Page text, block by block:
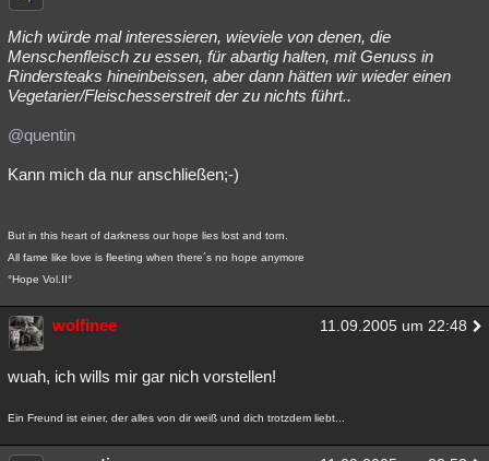
Mich würde mal interessieren, wieviele von denen, die
Menschenfleisch zu essen, für abartig halten, mit Genuss in
Rindersteaks hineinbeissen, aber dann hätten wir wieder einen
Vegetarier/Fleischesserstreit der zu nichts führt..
@quentin
Kann mich da nur anschließen;-)
But in this heart of darkness our hope lies lost and torn.
All fame like love is fleeting when there´s no hope anymore
°Hope Vol.II°
wolfinee 11.09.2005 um 22:48
wuah, ich wills mir gar nich vorstellen!
Ein Freund ist einer, der alles von dir weiß und dich trotzdem liebt...